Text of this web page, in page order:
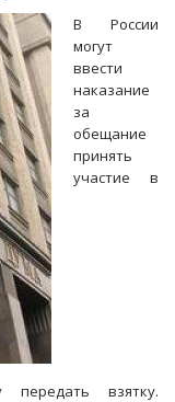
В России
могут
ввести
наказание
за
обещание
принять
участие в
передать взятку.